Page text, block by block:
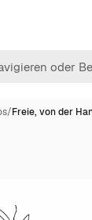
/Freie, von der